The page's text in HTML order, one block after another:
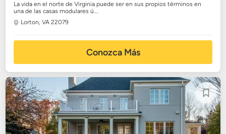
La vida en el norte de Virginia puede ser en sus propios términos en
una de las casas modulares ú...
Lorton, VA 22079
Conozca Más